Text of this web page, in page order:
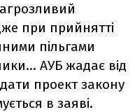
при прийнятті
пільгами
АУБ жадає від
проект закону
в заяві.